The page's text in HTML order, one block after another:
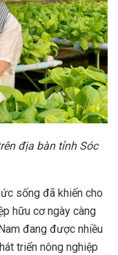
địa bàn tỉnh Sóc
sống đã khiến cho
hữu cơ ngày càng
đang được nhiều
triển nông nghiệp